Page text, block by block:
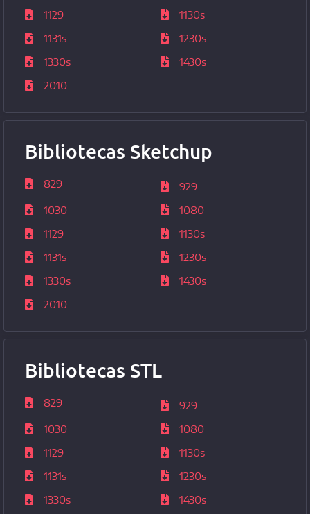
1129
1130s
1131s
1230s
1330s
1430s
2010
Bibliotecas Sketchup
829
929
1030
1080
1129
1130s
1131s
1230s
1330s
1430s
2010
Bibliotecas STL
829
929
1030
1080
1129
1130s
1131s
1230s
1330s
1430s